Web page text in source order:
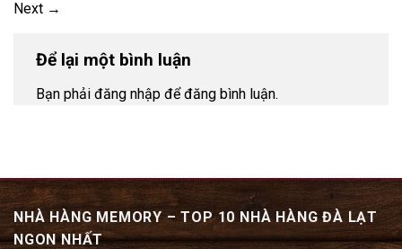
Next →
Để lại một bình luận
Bạn phải đăng nhập để đăng bình luận.
NHÀ HÀNG MEMORY – TOP 10 NHÀ HÀNG ĐÀ LẠT
NGON NHẤT